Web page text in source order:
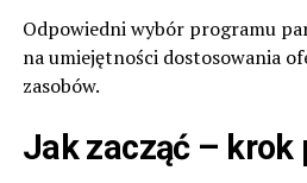
Odpowiedni wybór programu
na umiejętności dostosowania
zasobów.
Jak zacząć – krok